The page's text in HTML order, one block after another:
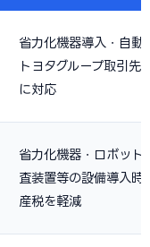
省力化機器導入・自動
トヨタグループ取引先
に対応
省力化機器・ロボット
査装置等の設備導入時
産税を軽減